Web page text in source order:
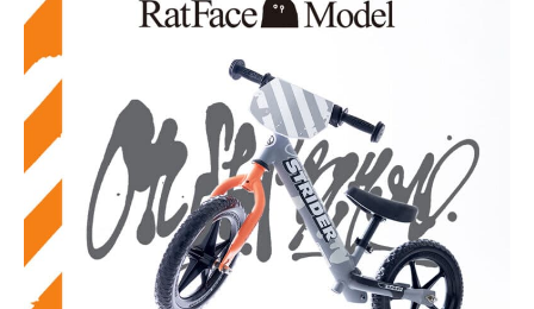
サービス全般
修理・メンテナンス工賃
盗難保証